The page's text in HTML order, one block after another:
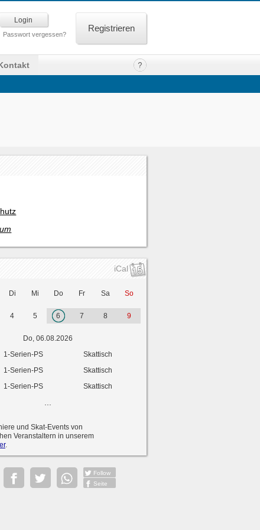
Passwort vergessen?
Registrieren
iCal
Di Mi Do Fr Sa So
4 5 6 7 8 9
Do, 06.08.2026
1-Serien-PS
Skattisch
1-Serien-PS
Skattisch
1-Serien-PS Skattisch
und Skat-Events von
Veranstaltern in unserem
.
Follow
Seite